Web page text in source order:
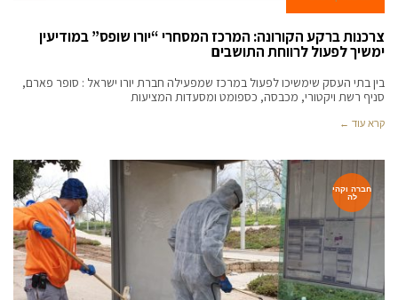
צרכנות ברקע הקורונה: המרכז המסחרי “יורו שופס” במודיעין
ימשיך לפעול לרווחת התושבים
בין בתי העסק שימשיכו לפעול במרכז שמפעילה חברת יורו ישראל : סופר פארם,
סניף רשת ויקטורי, מכבסה, כספומט ומסעדות המציעות
קרא עוד ←
חברה וקהי
לה